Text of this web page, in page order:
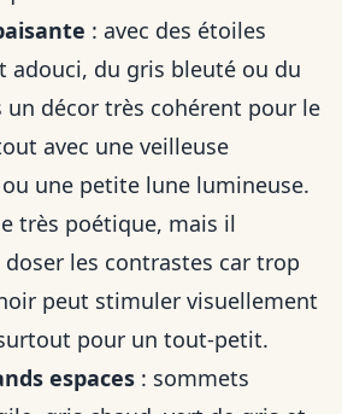
: avec des étoiles
adouci, du gris bleuté ou du
décor très cohérent pour le
avec une veilleuse
une petite lune lumineuse.
très poétique, mais il
les contrastes car trop
peut stimuler visuellement
surtout pour un tout-petit.
espaces : sommets